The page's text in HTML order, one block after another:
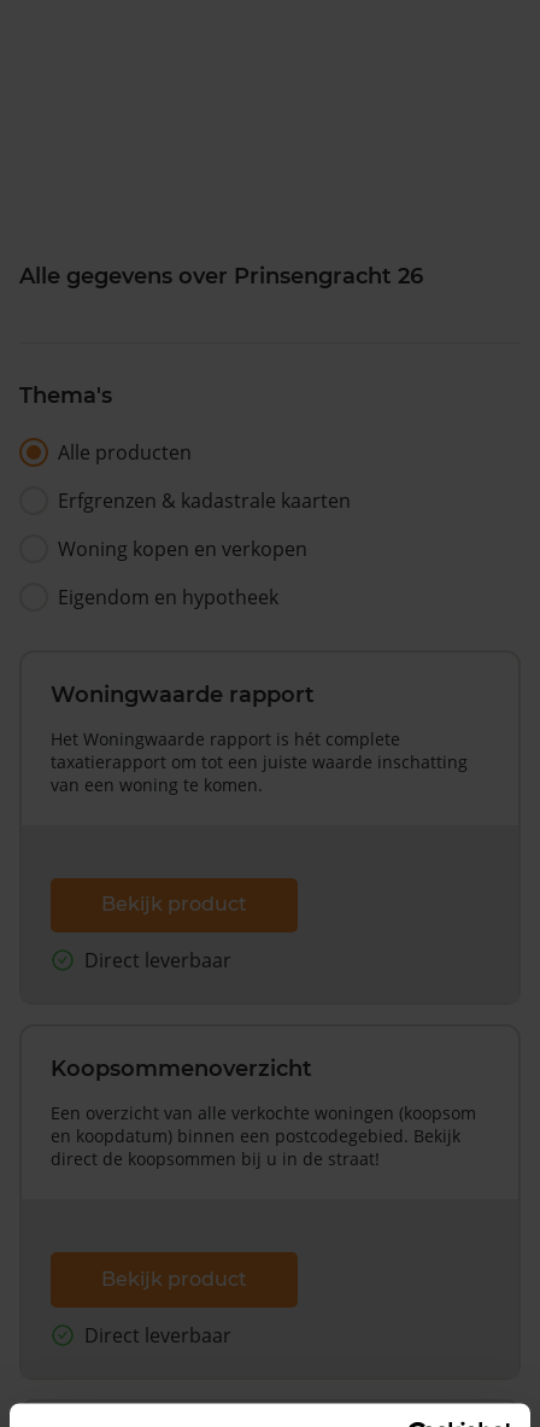
Alle gegevens over Prinsengracht 26
Thema's
Alle producten
Erfgrenzen & kadastrale kaarten
Woning kopen en verkopen
Eigendom en hypotheek
Woningwaarde rapport
Het Woningwaarde rapport is hét complete
taxatierapport om tot een juiste waarde inschatting
van een woning te komen.
Bekijk product
Direct leverbaar
Koopsommenoverzicht
Een overzicht van alle verkochte woningen (koopsom
en koopdatum) binnen een postcodegebied. Bekijk
direct de koopsommen bij u in de straat!
Bekijk product
Direct leverbaar